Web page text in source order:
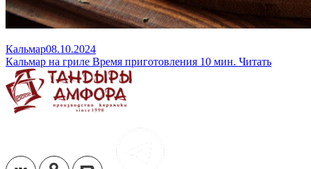
Кальмар08.10.2024
Кальмар на гриле Время приготовления 10 мин. Читать